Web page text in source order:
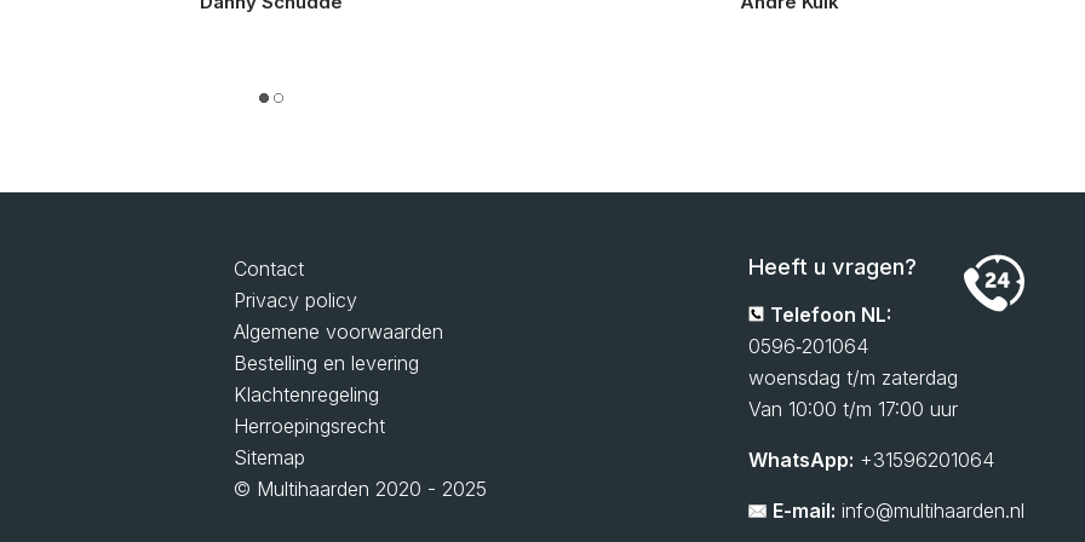
opgelost. Top kwaliteit en service!”
Contact
Privacy policy
Algemene voorwaarden
Bestelling en levering
Klachtenregeling
Herroepingsrecht
Sitemap
© Multihaarden 2020 - 2025
Heeft u vragen?
Telefoon NL:
0596‑201064
woensdag t/m zaterdag
Van 10:00 t/m 17:00 uur
WhatsApp: +31596201064
E-mail: info@multihaarden.nl